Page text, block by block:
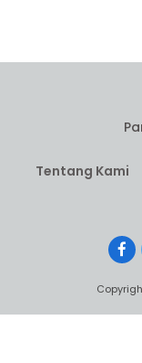
Tentang Kami